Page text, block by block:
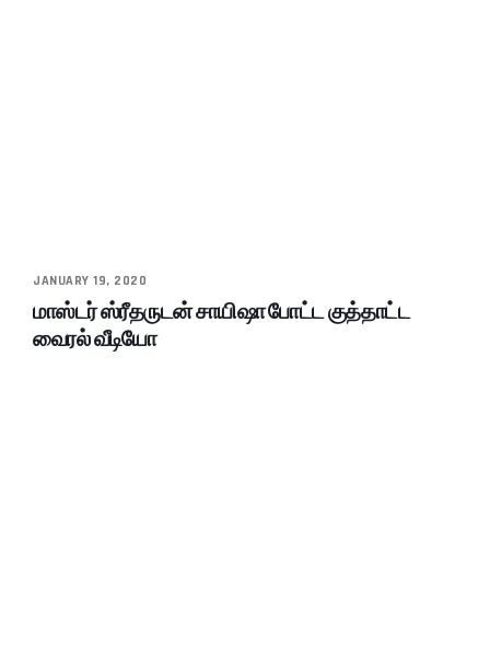
JANUARY 19, 2020
மாஸ்டர் ஸ்ரீதருடன் சாயிஷா போட்ட குத்தாட்ட
வைரல் வீடியோ